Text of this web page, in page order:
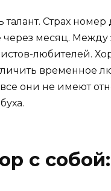
Страх номер
через месяц.
любителей.
временное
они не имеют
с